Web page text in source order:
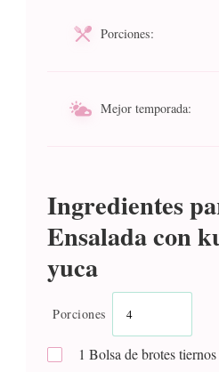
Porciones:
Mejor temporada:
Ingredientes
Ensalada con
yuca
Porciones
1 Bolsa de brotes tiernos